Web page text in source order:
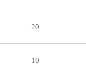
20
10